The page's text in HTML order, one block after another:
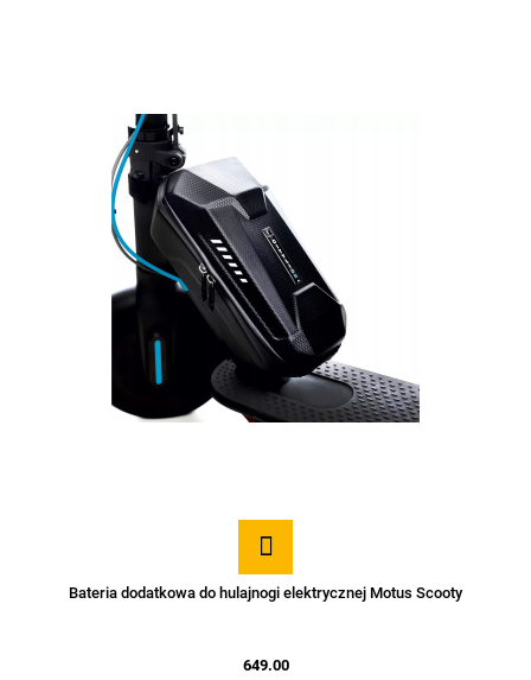
Bateria dodatkowa do hulajnogi elektrycznej Motus Scooty
649.00